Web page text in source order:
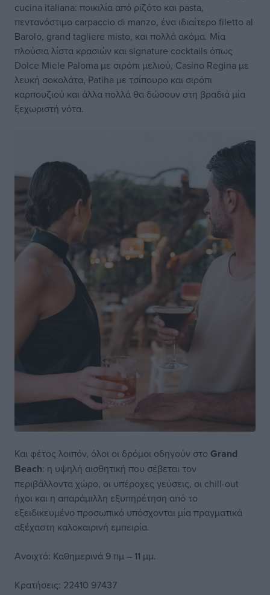
cucina italiana: ποικιλία από ριζότο και pasta,
πεντανόστιμο carpaccio di manzo, ένα ιδιαίτερο filetto al
Barolo, grand tagliere misto, και πολλά ακόμα. Μία
πλούσια λίστα κρασιών και signature cocktails όπως
Dolce Miele Paloma με σιρόπι μελιού, Casino Regina με
λευκή σοκολάτα, Patiha με τσίπουρο και σιρόπι
καρπουζιού και άλλα πολλά θα δώσουν στη βραδιά μία
ξεχωριστή νότα.
Και φέτος λοιπόν, όλοι οι δρόμοι οδηγούν στο Grand
Beach: η υψηλή αισθητική που σέβεται τον
περιβάλλοντα χώρο, οι υπέροχες γεύσεις, οι chill-out
ήχοι και η απαράμιλλη εξυπηρέτηση από το
εξειδικευμένο προσωπικό υπόσχονται μία πραγματικά
αξέχαστη καλοκαιρινή εμπειρία.
Ανοιχτό: Καθημερινά 9 πμ – 11 μμ.
Κρατήσεις: 22410 97437